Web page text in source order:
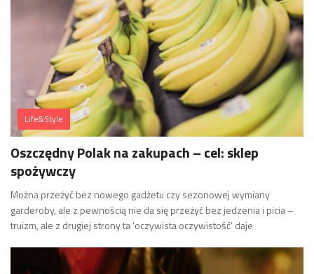
Life&Style
Oszczędny Polak na zakupach – cel: sklep
spożywczy
Można przeżyć bez nowego gadżetu czy sezonowej wymiany
garderoby, ale z pewnością nie da się przeżyć bez jedzenia i picia –
truizm, ale z drugiej strony ta ‘oczywista oczywistość’ daje